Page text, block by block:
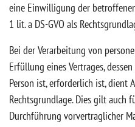
eine Einwilligung der
1 lit. a DS-GVO als
Bei der Verarbeitung von
Erfüllung eines Vertrages,
Person ist, erforderlich ist, dient
Rechtsgrundlage. Dies gilt auch
Durchführung vorvertraglicher